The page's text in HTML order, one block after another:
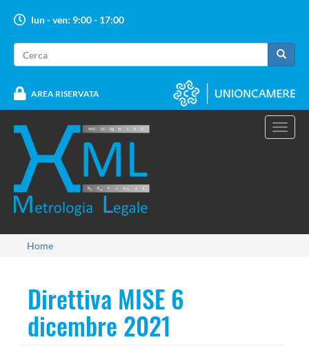
principale
lun - ven: 9:00 - 17:00
Form
di
ricerca
AREA RISERVATA
Tu
qui
Home
Direttiva MISE 6
dicembre 2021